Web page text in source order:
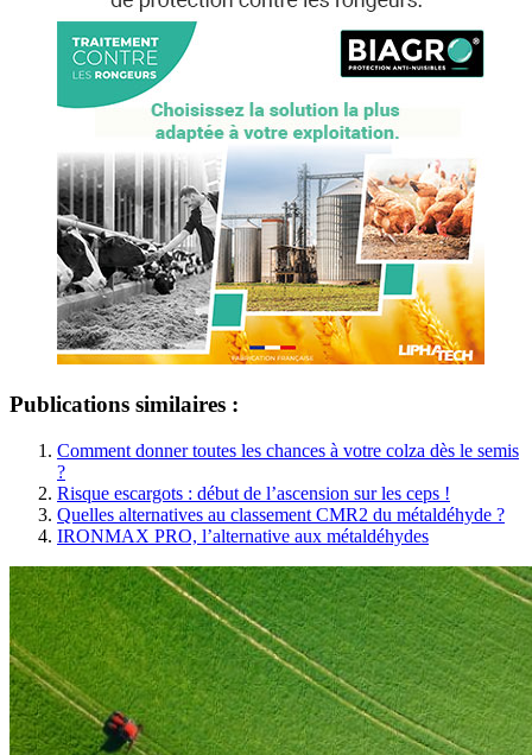
Publications similaires :
Comment donner toutes les chances à votre colza dès le semis
?
Risque escargots : début de l’ascension sur les ceps !
Quelles alternatives au classement CMR2 du métaldéhyde ?
IRONMAX PRO, l’alternative aux métaldéhydes